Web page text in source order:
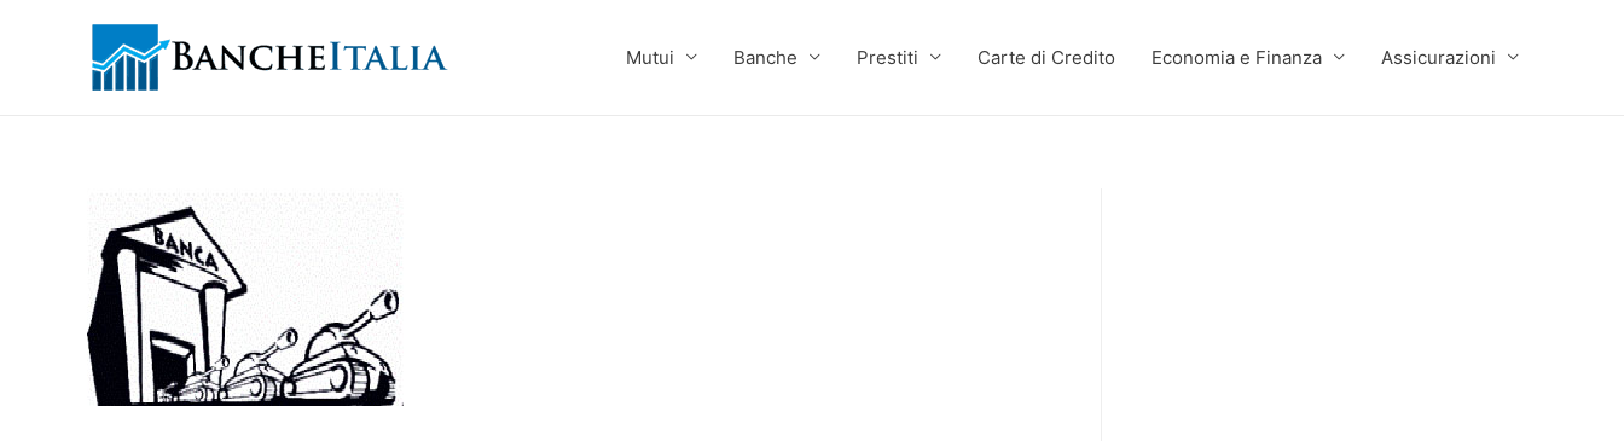
Mutui Banche Prestiti Carte di Credito Economia e Finanza Assicurazioni